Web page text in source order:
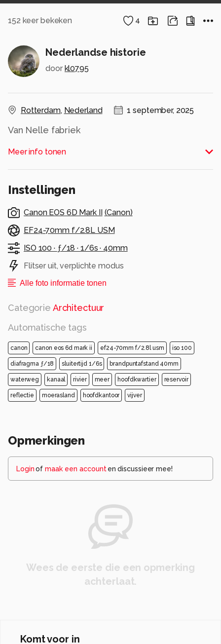
152 keer bekeken 4
Nederlandse historie
door kl0795
Rotterdam, Nederland 1 september, 2025
Van Nelle fabriek
Alle rechten voorbehouden
Meer info tonen
Instellingen
Canon EOS 6D Mark II (Canon)
EF24-70mm f/2.8L USM
ISO 100 · ƒ/18 · 1/6s · 40mm
Flitser uit, verplichte modus
Alle foto informatie tonen
Categorie Architectuur
Automatische tags
canon canon eos 6d mark ii ef24-70mm f/2.8l usm iso 100
diafragma ƒ/18 sluitertijd 1/6s brandpuntafstand 40mm
waterweg kanaal rivier meer hoofdkwartier reservoir
reflectie moerasland hoofdkantoor vijver
Opmerkingen
Loginof maak een account en discussieer mee!
Wees de eerste die een opmerking
achterlaat.
Komt voor in